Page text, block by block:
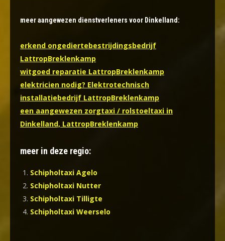
meer aangewezen dienstverleners voor Dinkelland:
erkend ongediertebestrijdingsbedrijf
LattropBreklenkamp
witgoed reparatie LattropBreklenkamp
elektricien nodig? Elektrotechnisch
installatiebedrijf LattropBreklenkamp
een aangewezen zorgtaxi / rolstoeltaxi in
Dinkelland, LattropBreklenkamp
meer in deze regio:
Schipholtaxi Agelo
Schipholtaxi Nutter
Schipholtaxi Tilligte
Schipholtaxi Weerselo